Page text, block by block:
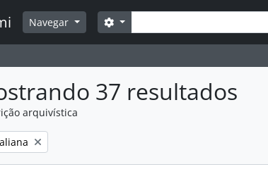
Navegar Buscar
Opções de busca
37 resultados
arquivística